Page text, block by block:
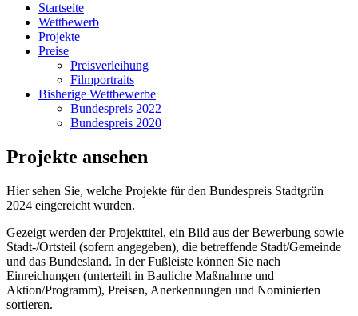
Startseite
Wettbewerb
Projekte
Preise
Preisverleihung
Filmportraits
Bisherige Wettbewerbe
Bundespreis 2022
Bundespreis 2020
Projekte ansehen
Hier sehen Sie, welche Projekte für den Bundespreis Stadtgrün
2024 eingereicht wurden.
Gezeigt werden der Projekttitel, ein Bild aus der Bewerbung sowie
Stadt-/Ortsteil (sofern angegeben), die betreffende Stadt/Gemeinde
und das Bundesland. In der Fußleiste können Sie nach
Einreichungen (unterteilt in Bauliche Maßnahme und
Aktion/Programm), Preisen, Anerkennungen und Nominierten
sortieren.